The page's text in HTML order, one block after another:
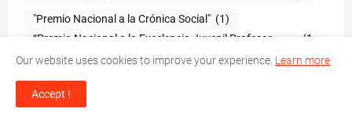
"Premio Nacional a la Crónica Social" (1)
“Premio Nacional a la Excelencia Juvenil Profesor
Juan Bosch”
(1
"Presente y futuro de los arrecifes coralinos del Caribe:
1970-2012"
Our website uses cookies to improve your experience. Learn more
Accept !